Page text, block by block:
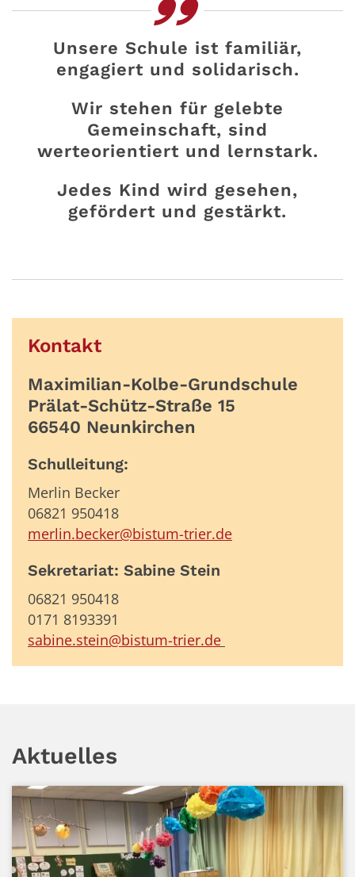
Unsere Schule ist familiär,
engagiert und solidarisch.
Wir stehen für gelebte
Gemeinschaft, sind
werteorientiert und lernstark.
Jedes Kind wird gesehen,
gefördert und gestärkt.
Kontakt
Maximilian-Kolbe-Grundschule
Prälat-Schütz-Straße 15
66540 Neunkirchen
Schulleitung:
Merlin Becker
06821 950418
merlin.becker@bistum-trier.de
Sekretariat: Sabine Stein
06821 950418
0171 8193391
sabine.stein@bistum-trier.de
Aktuelles